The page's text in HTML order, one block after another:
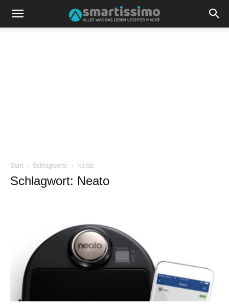
Start Schlagworte Neato
Schlagwort: Neato